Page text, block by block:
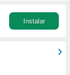
Instalar